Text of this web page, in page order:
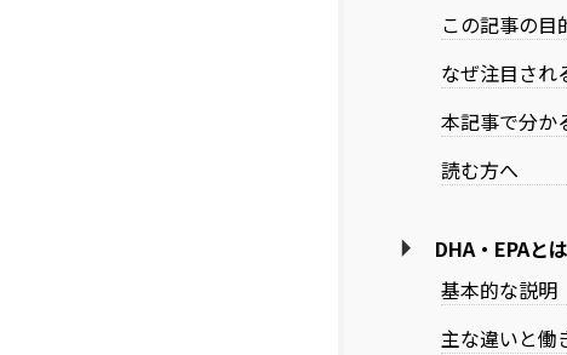
この記事の目
なぜ注目され
本記事で分か
読む方へ
DHA・EPAと
基本的な説明
主な違いと働